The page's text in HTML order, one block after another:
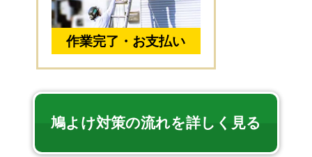
作業完了・お支払い
鳩よけ対策の流れを詳しく見る